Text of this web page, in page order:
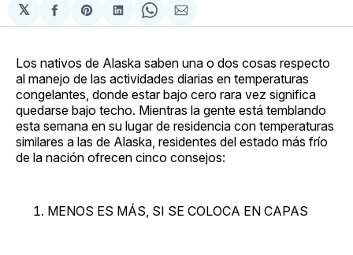
𝕏
Compartir
en
Share
on
Compartir
en
Share
on
Compartir
via
Los nativos de Alaska saben una o dos cosas respecto
al manejo de las actividades diarias en temperaturas
congelantes, donde estar bajo cero rara vez significa
quedarse bajo techo. Mientras la gente está temblando
esta semana en su lugar de residencia con temperaturas
similares a las de Alaska, residentes del estado más frío
de la nación ofrecen cinco consejos:
MENOS ES MÁS, SI SE COLOCA EN CAPAS